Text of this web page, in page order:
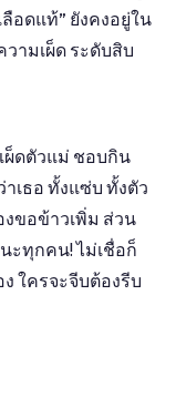
อดแท้” ยังคงอยู่ใน
ามเผ็ด ระดับสิบ
ผ็ดตัวแม่ ชอบกิน
เธอ ทั้งแซ่บ ทั้งตัว
งขอข้าวเพิ่ม ส่วน
ะทุกคน! ไม่เชื่อก็
ใครจะจีบต้องรีบ